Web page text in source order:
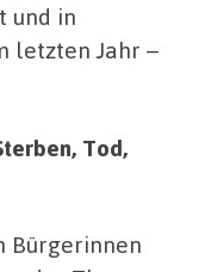
und in
letzten Jahr –
Tod,
Bürgerinnen